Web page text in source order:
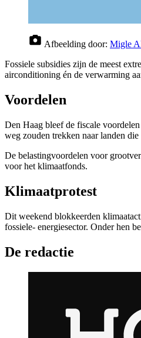
Afbeelding door: Migle
Fossiele subsidies zijn de meest
airconditioning én de verwarming
Voordelen
Den Haag bleef de fiscale
weg zouden trekken naar landen
De belastingvoordelen voor
voor het klimaatfonds.
Klimaatprotest
Dit weekend blokkeerden
fossiele- energiesector. Onder hen
De redactie